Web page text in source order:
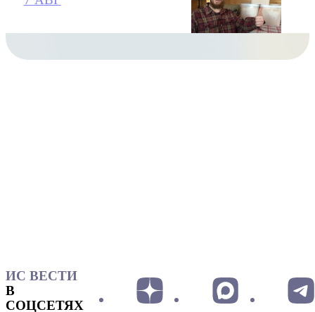
ИС ВЕСТИ
В
СОЦСЕТЯХ